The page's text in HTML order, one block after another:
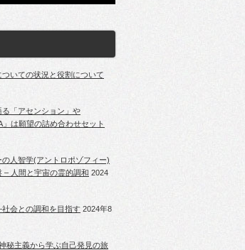
いての状況と役割について
る「アセンション」や
」は願望の詰め合わせセット
人智学(アントロポゾフィー)
– 人間と宇宙の霊的調和 2024
会との調和を目指す 2024年8
秘主義から学ぶ自己発見の旅